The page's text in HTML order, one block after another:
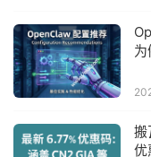
搬
优